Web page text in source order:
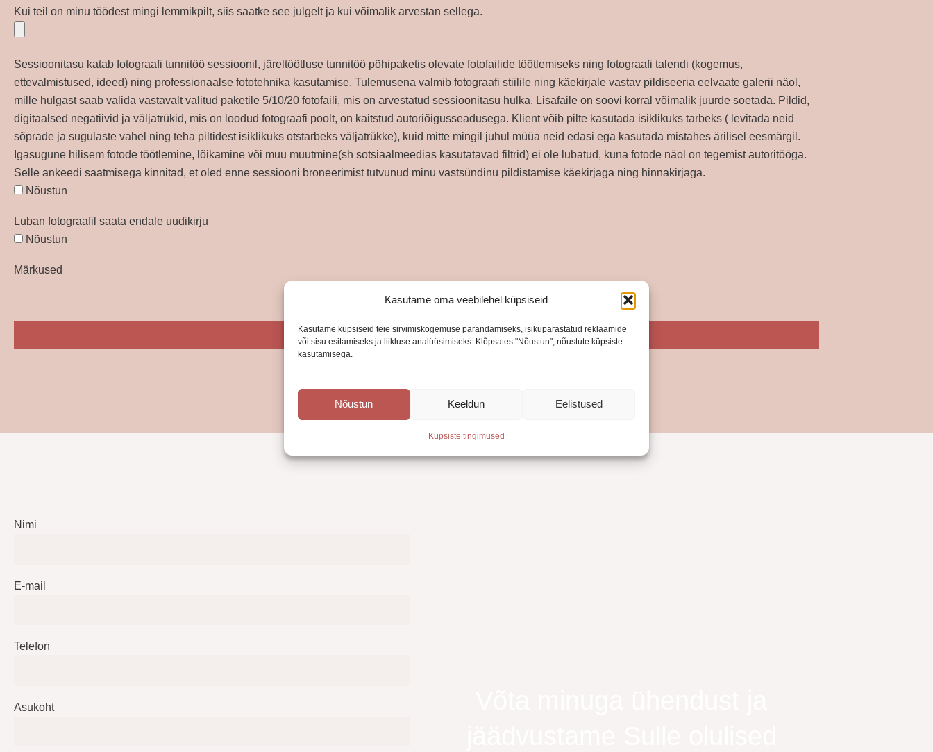
Kasutame oma veebilehel küpsiseid
Kasutame küpsiseid teie sirvimiskogemuse parandamiseks, isikupärastatud reklaamide
või sisu esitamiseks ja liikluse analüüsimiseks. Klõpsates "Nõustun", nõustute küpsiste
kasutamisega.
Nõustun Keeldun Eelistused
Küpsiste tingimused
Kui teil on minu töödest mingi lemmikpilt, siis saatke see julgelt ja kui võimalik arvestan sellega.
Sessioonitasu katab fotograafi tunnitöö sessioonil, järeltöötluse tunnitöö põhipaketis olevate fotofailide töötlemiseks ning fotograafi talendi (kogemus,
ettevalmistused, ideed) ning professionaalse fototehnika kasutamise. Tulemusena valmib fotograafi stiilile ning käekirjale vastav pildiseeria eelvaate galerii näol,
mille hulgast saab valida vastavalt valitud paketile 5/10/20 fotofaili, mis on arvestatud sessioonitasu hulka. Lisafaile on soovi korral võimalik juurde soetada. Pildid,
digitaalsed negatiivid ja väljatrükid, mis on loodud fotograafi poolt, on kaitstud autoriõigusseadusega. Klient võib pilte kasutada isiklikuks tarbeks ( levitada neid
sõprade ja sugulaste vahel ning teha piltidest isiklikuks otstarbeks väljatrükke), kuid mitte mingil juhul müüa neid edasi ega kasutada mistahes ärilisel eesmärgil.
Igasugune hilisem fotode töötlemine, lõikamine või muu muutmine(sh sotsiaalmeedias kasutatavad filtrid) ei ole lubatud, kuna fotode näol on tegemist autoritööga.
Selle ankeedi saatmisega kinnitad, et oled enne sessiooni broneerimist tutvunud minu vastsündinu pildistamise käekirjaga ning hinnakirjaga.
Nõustun
Luban fotograafil saata endale uudikirju
Nõustun
Märkused
SAADA
Nimi
E-mail
Telefon
Asukoht